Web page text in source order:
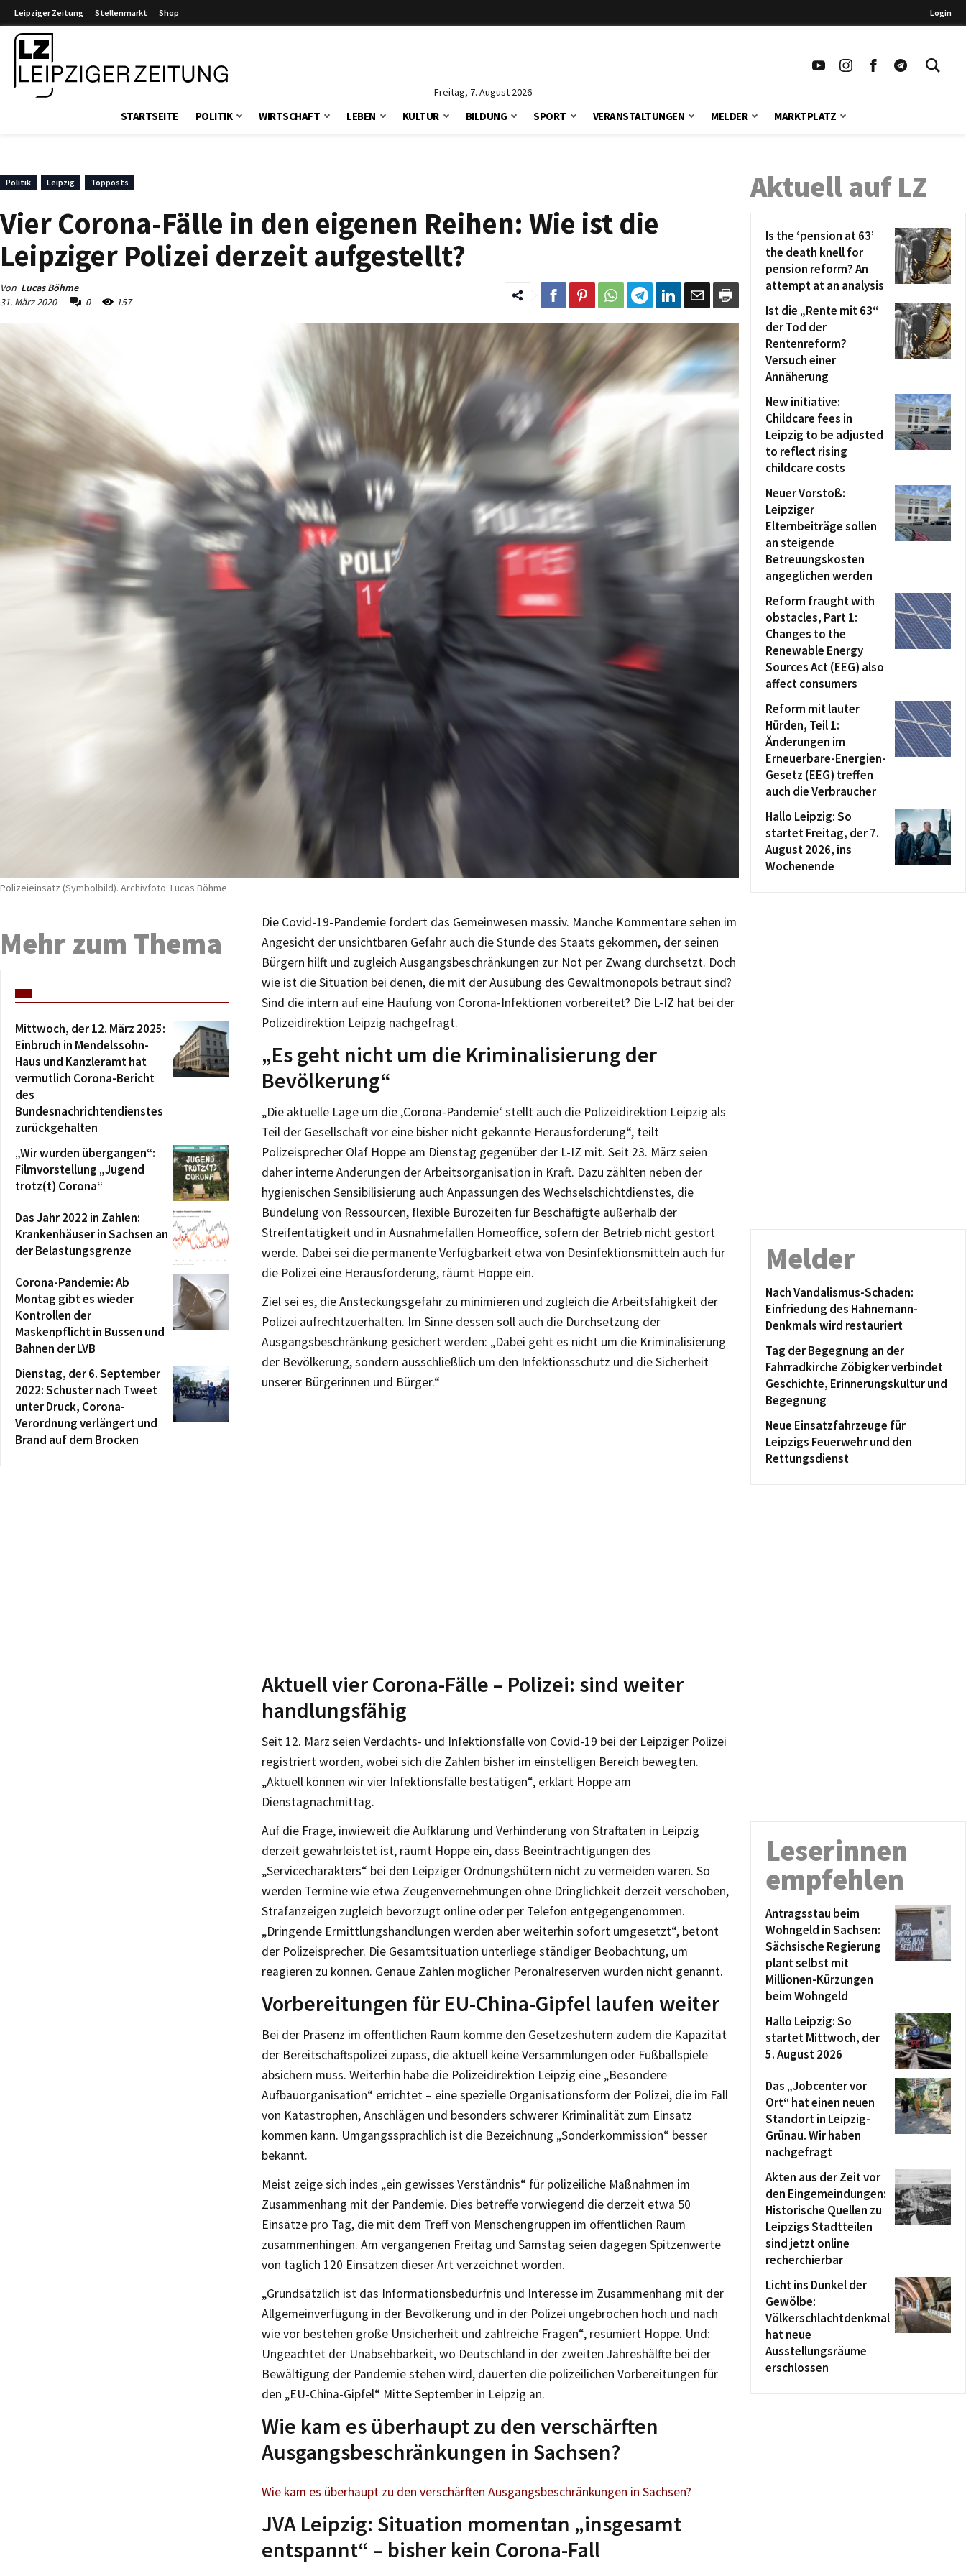
Leipziger Zeitung Stellenmarkt Shop Login
Freitag, 7. August 2026
STARTSEITE POLITIK WIRTSCHAFT LEBEN KULTUR BILDUNG SPORT VERANSTALTUNGEN MELDER MARKTPLATZ
Politik Leipzig Topposts
Vier Corona-Fälle in den eigenen Reihen: Wie ist die
Leipziger Polizei derzeit aufgestellt?
Von Lucas Böhme
31. März 2020
0 157
Polizeieinsatz (Symbolbild). Archivfoto: Lucas Böhme
Die Covid-19-Pandemie fordert das Gemeinwesen massiv. Manche Kommentare sehen im
Angesicht der unsichtbaren Gefahr auch die Stunde des Staats gekommen, der seinen
Bürgern hilft und zugleich Ausgangsbeschränkungen zur Not per Zwang durchsetzt. Doch
wie ist die Situation bei denen, die mit der Ausübung des Gewaltmonopols betraut sind?
Sind die intern auf eine Häufung von Corona-Infektionen vorbereitet? Die L-IZ hat bei der
Polizeidirektion Leipzig nachgefragt.
„Es geht nicht um die Kriminalisierung der
Bevölkerung“
„Die aktuelle Lage um die ,Corona-Pandemie‘ stellt auch die Polizeidirektion Leipzig als
Teil der Gesellschaft vor eine bisher nicht gekannte Herausforderung“, teilt
Polizeisprecher Olaf Hoppe am Dienstag gegenüber der L-IZ mit. Seit 23. März seien
daher interne Änderungen der Arbeitsorganisation in Kraft. Dazu zählten neben der
hygienischen Sensibilisierung auch Anpassungen des Wechselschichtdienstes, die
Bündelung von Ressourcen, flexible Bürozeiten für Beschäftigte außerhalb der
Streifentätigkeit und in Ausnahmefällen Homeoffice, sofern der Betrieb nicht gestört
werde. Dabei sei die permanente Verfügbarkeit etwa von Desinfektionsmitteln auch für
die Polizei eine Herausforderung, räumt Hoppe ein.
Ziel sei es, die Ansteckungsgefahr zu minimieren und zugleich die Arbeitsfähigkeit der
Polizei aufrechtzuerhalten. Im Sinne dessen soll auch die Durchsetzung der
Ausgangsbeschränkung gesichert werden: „Dabei geht es nicht um die Kriminalisierung
der Bevölkerung, sondern ausschließlich um den Infektionsschutz und die Sicherheit
unserer Bürgerinnen und Bürger.“
Aktuell vier Corona-Fälle – Polizei: sind weiter
handlungsfähig
Seit 12. März seien Verdachts- und Infektionsfälle von Covid-19 bei der Leipziger Polizei
registriert worden, wobei sich die Zahlen bisher im einstelligen Bereich bewegten.
„Aktuell können wir vier Infektionsfälle bestätigen“, erklärt Hoppe am
Dienstagnachmittag.
Auf die Frage, inwieweit die Aufklärung und Verhinderung von Straftaten in Leipzig
derzeit gewährleistet ist, räumt Hoppe ein, dass Beeinträchtigungen des
„Servicecharakters“ bei den Leipziger Ordnungshütern nicht zu vermeiden waren. So
werden Termine wie etwa Zeugenvernehmungen ohne Dringlichkeit derzeit verschoben,
Strafanzeigen zugleich bevorzugt online oder per Telefon entgegengenommen.
„Dringende Ermittlungshandlungen werden aber weiterhin sofort umgesetzt“, betont
der Polizeisprecher. Die Gesamtsituation unterliege ständiger Beobachtung, um
reagieren zu können. Genaue Zahlen möglicher Peronalreserven wurden nicht genannt.
Vorbereitungen für EU-China-Gipfel laufen weiter
Bei der Präsenz im öffentlichen Raum komme den Gesetzeshütern zudem die Kapazität
der Bereitschaftspolizei zupass, die aktuell keine Versammlungen oder Fußballspiele
absichern muss. Weiterhin habe die Polizeidirektion Leipzig eine „Besondere
Aufbauorganisation“ errichtet – eine spezielle Organisationsform der Polizei, die im Fall
von Katastrophen, Anschlägen und besonders schwerer Kriminalität zum Einsatz
kommen kann. Umgangssprachlich ist die Bezeichnung „Sonderkommission“ besser
bekannt.
Meist zeige sich indes „ein gewisses Verständnis“ für polizeiliche Maßnahmen im
Zusammenhang mit der Pandemie. Dies betreffe vorwiegend die derzeit etwa 50
Einsätze pro Tag, die mit dem Treff von Menschengruppen im öffentlichen Raum
zusammenhingen. Am vergangenen Freitag und Samstag seien dagegen Spitzenwerte
von täglich 120 Einsätzen dieser Art verzeichnet worden.
„Grundsätzlich ist das Informationsbedürfnis und Interesse im Zusammenhang mit der
Allgemeinverfügung in der Bevölkerung und in der Polizei ungebrochen hoch und nach
wie vor bestehen große Unsicherheit und zahlreiche Fragen“, resümiert Hoppe. Und:
Ungeachtet der Unabsehbarkeit, wo Deutschland in der zweiten Jahreshälfte bei der
Bewältigung der Pandemie stehen wird, dauerten die polizeilichen Vorbereitungen für
den „EU-China-Gipfel“ Mitte September in Leipzig an.
Wie kam es überhaupt zu den verschärften
Ausgangsbeschränkungen in Sachsen?
Wie kam es überhaupt zu den verschärften Ausgangsbeschränkungen in Sachsen?
JVA Leipzig: Situation momentan „insgesamt
entspannt“ – bisher kein Corona-Fall
Mehr zum Thema
Mittwoch, der 12. März 2025:
Einbruch in Mendelssohn-
Haus und Kanzleramt hat
vermutlich Corona-Bericht
des
Bundesnachrichtendienstes
zurückgehalten
„Wir wurden übergangen“:
Filmvorstellung „Jugend
trotz(t) Corona“
Das Jahr 2022 in Zahlen:
Krankenhäuser in Sachsen an
der Belastungsgrenze
Corona-Pandemie: Ab
Montag gibt es wieder
Kontrollen der
Maskenpflicht in Bussen und
Bahnen der LVB
Dienstag, der 6. September
2022: Schuster nach Tweet
unter Druck, Corona-
Verordnung verlängert und
Brand auf dem Brocken
Aktuell auf LZ
Is the ‘pension at 63’
the death knell for
pension reform? An
attempt at an analysis
Ist die „Rente mit 63“
der Tod der
Rentenreform?
Versuch einer
Annäherung
New initiative:
Childcare fees in
Leipzig to be adjusted
to reflect rising
childcare costs
Neuer Vorstoß:
Leipziger
Elternbeiträge sollen
an steigende
Betreuungskosten
angeglichen werden
Reform fraught with
obstacles, Part 1:
Changes to the
Renewable Energy
Sources Act (EEG) also
affect consumers
Reform mit lauter
Hürden, Teil 1:
Änderungen im
Erneuerbare-Energien-
Gesetz (EEG) treffen
auch die Verbraucher
Hallo Leipzig: So
startet Freitag, der 7.
August 2026, ins
Wochenende
Melder
Nach Vandalismus-Schaden:
Einfriedung des Hahnemann-
Denkmals wird restauriert
Tag der Begegnung an der
Fahrradkirche Zöbigker verbindet
Geschichte, Erinnerungskultur und
Begegnung
Neue Einsatzfahrzeuge für
Leipzigs Feuerwehr und den
Rettungsdienst
Leserinnen
empfehlen
Antragsstau beim
Wohngeld in Sachsen:
Sächsische Regierung
plant selbst mit
Millionen-Kürzungen
beim Wohngeld
Hallo Leipzig: So
startet Mittwoch, der
5. August 2026
Das „Jobcenter vor
Ort“ hat einen neuen
Standort in Leipzig-
Grünau. Wir haben
nachgefragt
Akten aus der Zeit vor
den Eingemeindungen:
Historische Quellen zu
Leipzigs Stadtteilen
sind jetzt online
recherchierbar
Licht ins Dunkel der
Gewölbe:
Völkerschlachtdenkmal
hat neue
Ausstellungsräume
erschlossen